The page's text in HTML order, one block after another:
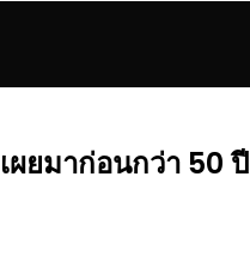
ยมาก่อนกว่า 50 ปี